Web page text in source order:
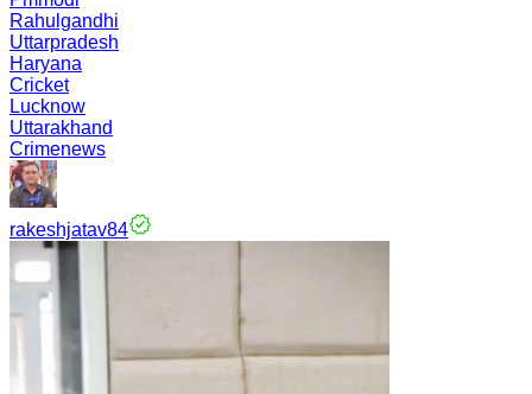
Rahulgandhi
Uttarpradesh
Haryana
Cricket
Lucknow
Uttarakhand
Crimenews
rakeshjatav84